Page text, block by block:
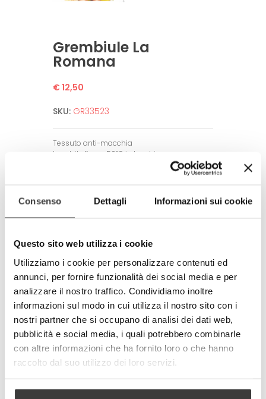
Consenso Dettagli Informazioni sui cookie
Questo sito web utilizza i cookie
Utilizziamo i cookie per personalizzare contenuti ed
annunci, per fornire funzionalità dei social media e per
analizzare il nostro traffico. Condividiamo inoltre
informazioni sul modo in cui utilizza il nostro sito con i
nostri partner che si occupano di analisi dei dati web,
pubblicità e social media, i quali potrebbero combinarle
con altre informazioni che ha fornito loro o che hanno
raccolto dal suo utilizzo dei loro servizi.
Grembiule La
Romana
€ 12,50
SKU: GR33523
Tessuto anti-macchia
Lavabile fino a 50°C in lavatrice.
Garantito per un alto numero di lavaggi
grazie a tecniche di stampa all’avanguardia.
Rispetta tutti gli standard europei.
Prodotto completamente in Italia
100% made in Italy
© Modello e disegno registrato.
E’ vietata la riproduzione anche
parziale.
- +